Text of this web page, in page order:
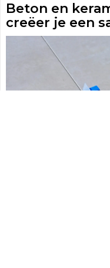
Beton en
creëer je een